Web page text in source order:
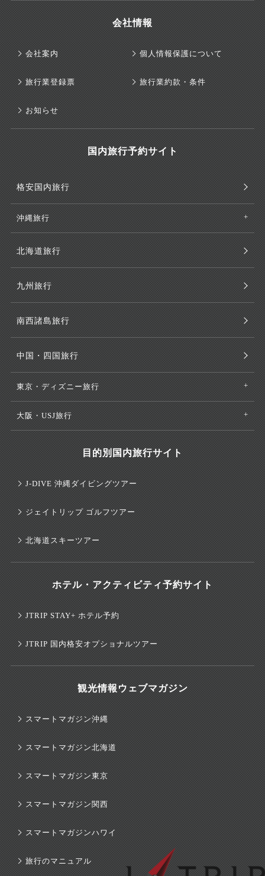
会社情報
会社案内 個人情報保護について
旅行業登録票 旅行業約款・条件
お知らせ
国内旅行予約サイト
格安国内旅行
沖縄旅行
北海道旅行
九州旅行
南西諸島旅行
中国・四国旅行
東京・ディズニー旅行
大阪・USJ旅行
目的別国内旅行サイト
J-DIVE 沖縄ダイビングツアー
ジェイトリップ ゴルフツアー
北海道スキーツアー
ホテル・アクティビティ予約サイト
JTRIP STAY+ ホテル予約
JTRIP 国内格安オプショナルツアー
観光情報ウェブマガジン
スマートマガジン沖縄
スマートマガジン北海道
スマートマガジン東京
スマートマガジン関西
スマートマガジンハワイ
旅行のマニュアル